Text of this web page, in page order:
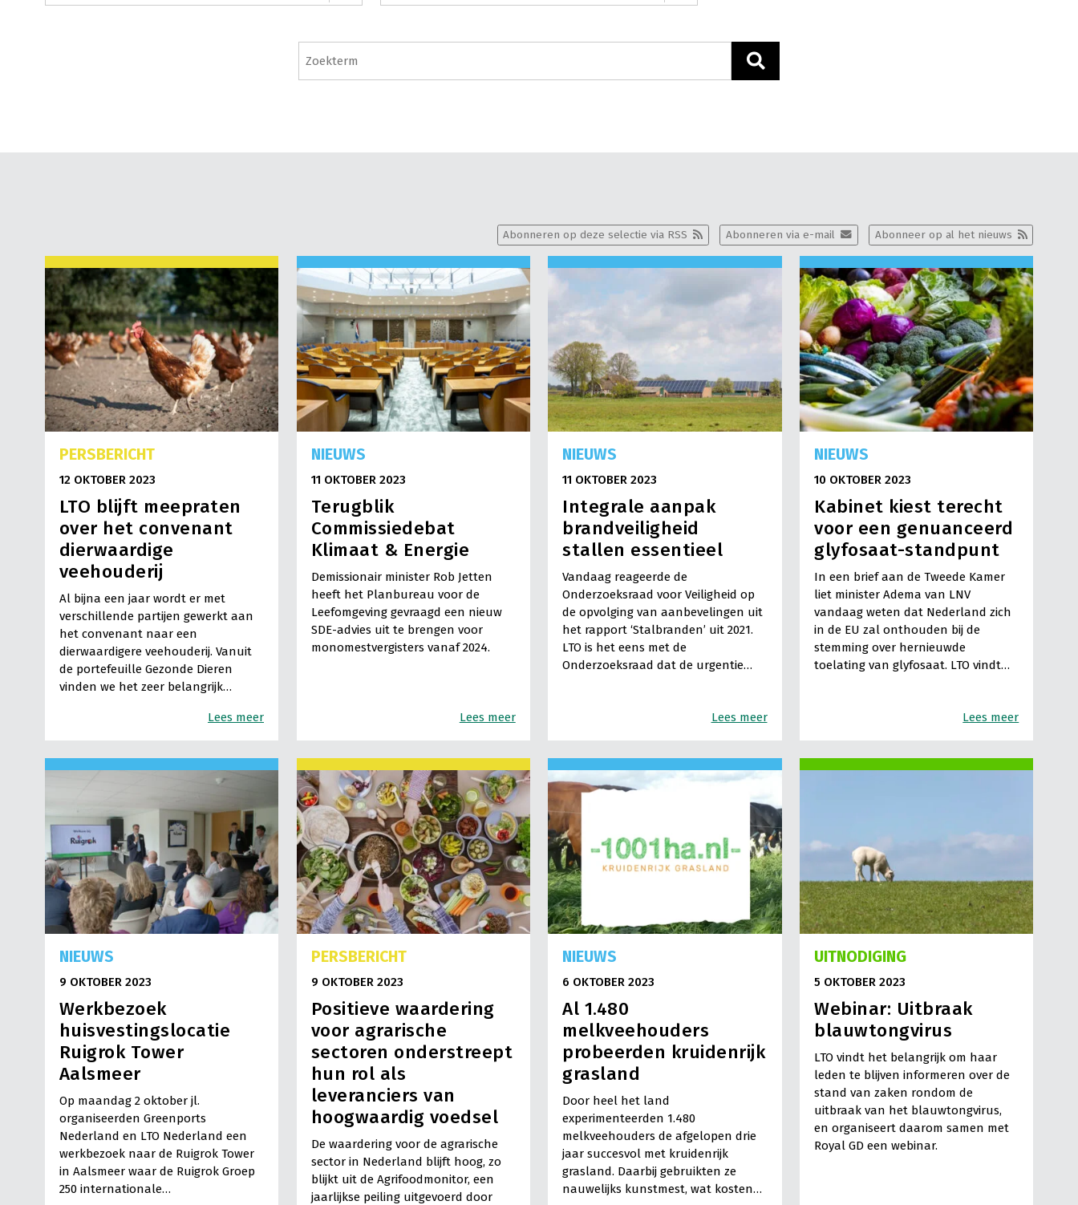
Abonneer op al het nieuws
Abonneren via e-mail
Abonneren op deze selectie via RSS
PERSBERICHT
12 OKTOBER 2023
LTO blijft meepraten
over het convenant
dierwaardige
veehouderij
Al bijna een jaar wordt er met
verschillende partijen gewerkt aan
het convenant naar een
dierwaardigere veehouderij. Vanuit
de portefeuille Gezonde Dieren
vinden we het zeer belangrijk…
Lees meer
NIEUWS
11 OKTOBER 2023
Terugblik
Commissiedebat
Klimaat & Energie
Demissionair minister Rob Jetten
heeft het Planbureau voor de
Leefomgeving gevraagd een nieuw
SDE-advies uit te brengen voor
monomestvergisters vanaf 2024.
Lees meer
NIEUWS
11 OKTOBER 2023
Integrale aanpak
brandveiligheid
stallen essentieel
Vandaag reageerde de
Onderzoeksraad voor Veiligheid op
de opvolging van aanbevelingen uit
het rapport ‘Stalbranden’ uit 2021.
LTO is het eens met de
Onderzoeksraad dat de urgentie…
Lees meer
NIEUWS
10 OKTOBER 2023
Kabinet kiest terecht
voor een genuanceerd
glyfosaat-standpunt
In een brief aan de Tweede Kamer
liet minister Adema van LNV
vandaag weten dat Nederland zich
in de EU zal onthouden bij de
stemming over hernieuwde
toelating van glyfosaat. LTO vindt…
Lees meer
NIEUWS
9 OKTOBER 2023
Werkbezoek
huisvestingslocatie
Ruigrok Tower
Aalsmeer
Op maandag 2 oktober jl.
organiseerden Greenports
Nederland en LTO Nederland een
werkbezoek naar de Ruigrok Tower
in Aalsmeer waar de Ruigrok Groep
250 internationale…
PERSBERICHT
9 OKTOBER 2023
Positieve waardering
voor agrarische
sectoren onderstreept
hun rol als
leveranciers van
hoogwaardig voedsel
De waardering voor de agrarische
sector in Nederland blijft hoog, zo
blijkt uit de Agrifoodmonitor, een
jaarlijkse peiling uitgevoerd door
NIEUWS
6 OKTOBER 2023
Al 1.480
melkveehouders
probeerden kruidenrijk
grasland
Door heel het land
experimenteerden 1.480
melkveehouders de afgelopen drie
jaar succesvol met kruidenrijk
grasland. Daarbij gebruikten ze
nauwelijks kunstmest, wat kosten…
UITNODIGING
5 OKTOBER 2023
Webinar: Uitbraak
blauwtongvirus
LTO vindt het belangrijk om haar
leden te blijven informeren over de
stand van zaken rondom de
uitbraak van het blauwtongvirus,
en organiseert daarom samen met
Royal GD een webinar.